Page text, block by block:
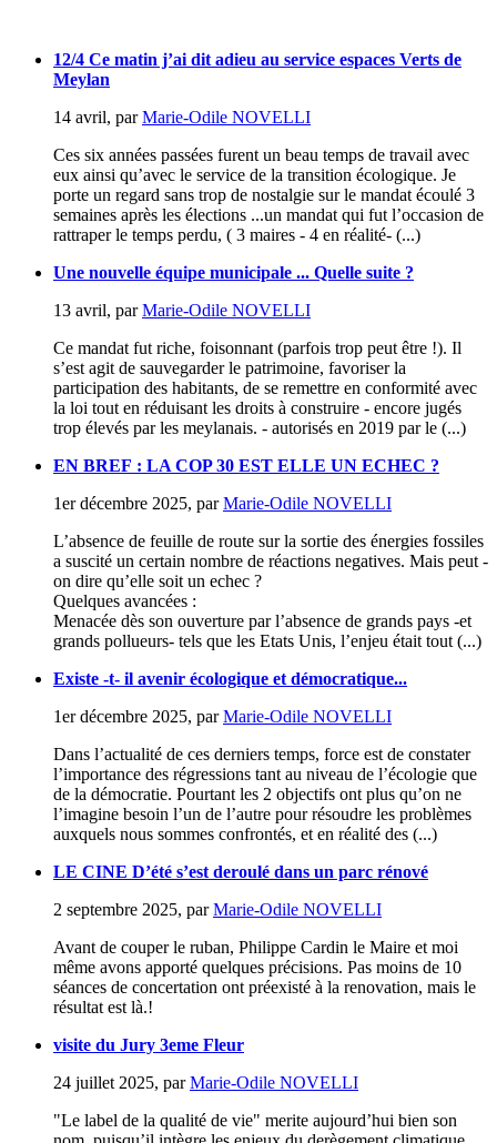
12/4 Ce matin j’ai dit adieu au service espaces Verts de
Meylan
14 avril, parMarie-Odile NOVELLI
Ces six années passées furent un beau temps de travail avec
eux ainsi qu’avec le service de la transition écologique. Je
porte un regard sans trop de nostalgie sur le mandat écoulé 3
semaines après les élections ...un mandat qui fut l’occasion de
rattraper le temps perdu, ( 3 maires - 4 en réalité- (...)
Une nouvelle équipe municipale ... Quelle suite ?
13 avril, parMarie-Odile NOVELLI
Ce mandat fut riche, foisonnant (parfois trop peut être !). Il
s’est agit de sauvegarder le patrimoine, favoriser la
participation des habitants, de se remettre en conformité avec
la loi tout en réduisant les droits à construire - encore jugés
trop élevés par les meylanais. - autorisés en 2019 par le (...)
EN BREF : LA COP 30 EST ELLE UN ECHEC ?
1er décembre 2025, parMarie-Odile NOVELLI
L’absence de feuille de route sur la sortie des énergies fossiles
a suscité un certain nombre de réactions negatives. Mais peut -
on dire qu’elle soit un echec ?
Quelques avancées :
Menacée dès son ouverture par l’absence de grands pays -et
grands pollueurs- tels que les Etats Unis, l’enjeu était tout (...)
Existe -t- il avenir écologique et démocratique...
1er décembre 2025, parMarie-Odile NOVELLI
Dans l’actualité de ces derniers temps, force est de constater
l’importance des régressions tant au niveau de l’écologie que
de la démocratie. Pourtant les 2 objectifs ont plus qu’on ne
l’imagine besoin l’un de l’autre pour résoudre les problèmes
auxquels nous sommes confrontés, et en réalité des (...)
LE CINE D’été s’est deroulé dans un parc rénové
2 septembre 2025, parMarie-Odile NOVELLI
Avant de couper le ruban, Philippe Cardin le Maire et moi
même avons apporté quelques précisions. Pas moins de 10
séances de concertation ont préexisté à la renovation, mais le
résultat est là.!
visite du Jury 3eme Fleur
24 juillet 2025, parMarie-Odile NOVELLI
"Le label de la qualité de vie" merite aujourd’hui bien son